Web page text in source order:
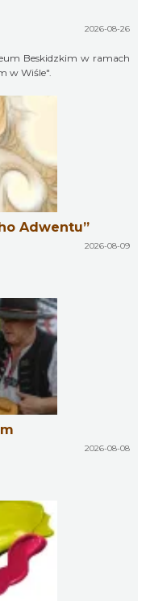
2026-08-26
Beskidzkim w ramach
w Wiśle".
Adwentu”
2026-08-09
2026-08-08